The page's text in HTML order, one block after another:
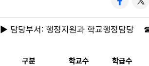
▶ 담당부서: 행정지원과 학교행정담
구분 학교수 학급수